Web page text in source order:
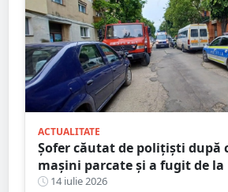
ACTUALITATE
Șofer căutat de polițiști după
mașini parcate și a fugit de la
accidentului, în Satu Mare
14 iulie 2026